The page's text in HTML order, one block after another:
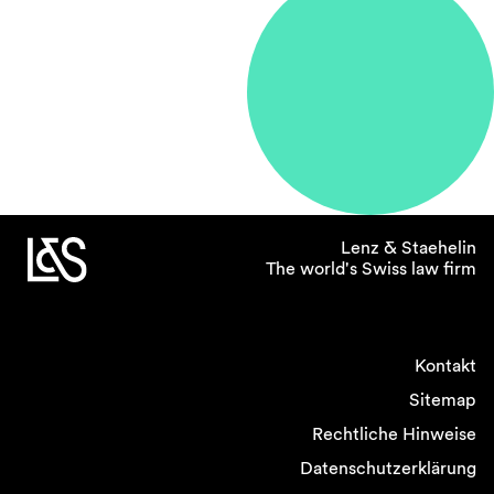
Unternehmen wenden sich
Schlichtungsprozessen oft
an Sie und Sie fungieren
als Schiedsrichter. Was
interessiert Sie an diesen
Mandaten und sind diese
Transaktionen vereinbar?
Unterzeichnung vom Vertrag zurückgetreten
sind und Verkäufer das nicht akzeptieren
Käufer manchmal zwischen Unterzeichnung
Lenz & Staehelin
The world's Swiss law firm
Kontakt
Sitemap
Rechtliche Hinweise
Datenschutzerklärung